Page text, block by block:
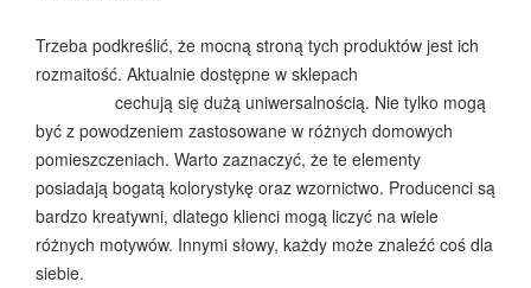
Trzeba podkreślić, że mocną stroną tych produktów jest ich
rozmaitość. Aktualnie dostępne w sklepach
cechują się dużą uniwersalnością. Nie tylko mogą
być z powodzeniem zastosowane w różnych domowych
pomieszczeniach. Warto zaznaczyć, że te elementy
posiadają bogatą kolorystykę oraz wzornictwo. Producenci są
bardzo kreatywni, dlatego klienci mogą liczyć na wiele
różnych motywów. Innymi słowy, każdy może znaleźć coś dla
siebie.